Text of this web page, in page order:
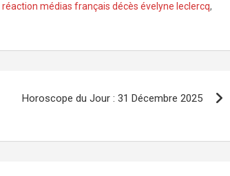
réaction médias français décès évelyne leclercq,
Horoscope du Jour : 31 Décembre 2025